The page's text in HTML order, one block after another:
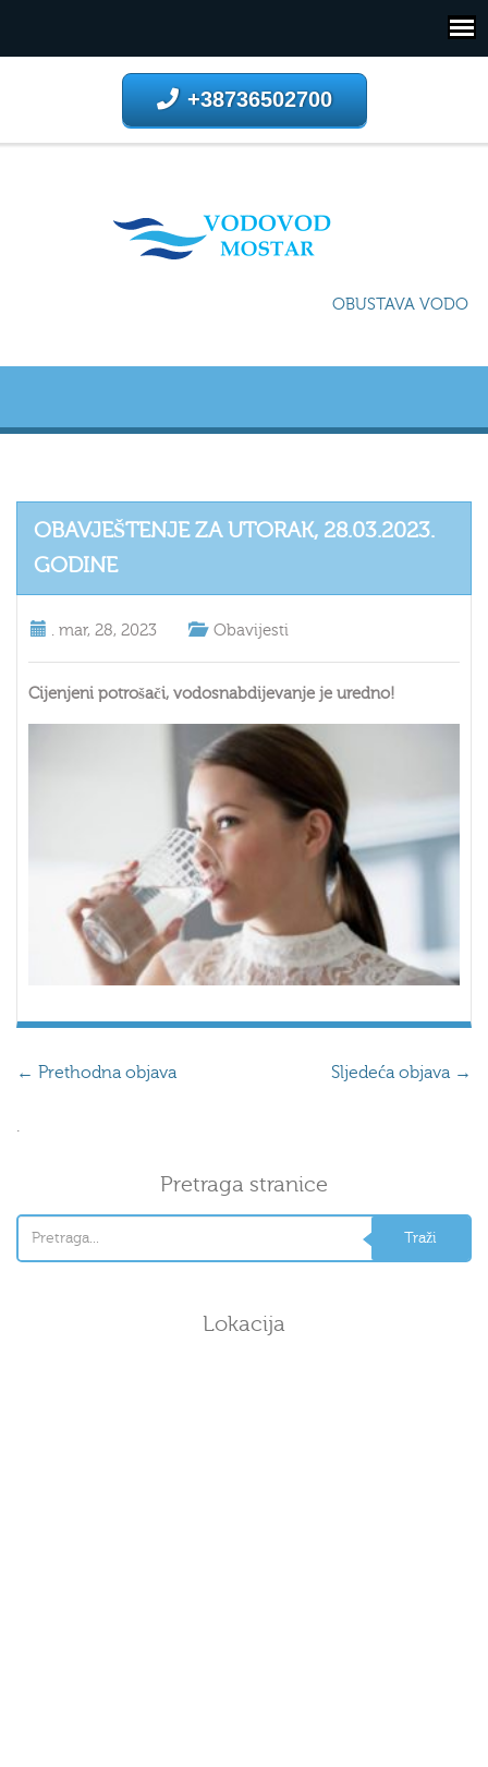
+38736502700
OBUSTAVA
OBAVJEŠTENJE ZA UTORAK, 28.03.2023.
GODINE
. mar, 28, 2023 Obavijesti
Cijenjeni potrošači, vodosnabdijevanje je uredno!
← Prethodna objava Sljedeća objava →
.
Pretraga stranice
Lokacija